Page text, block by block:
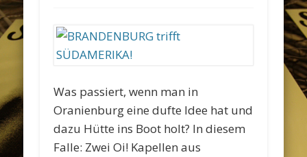
Was passiert, wenn man in
Oranienburg eine dufte Idee hat und
dazu Hütte ins Boot holt? In diesem
Falle: Zwei Oi! Kapellen aus